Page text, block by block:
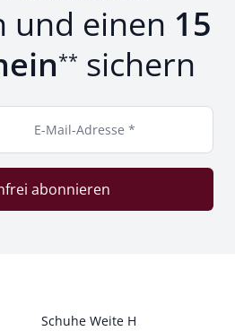
und einen 15
** sichern
E-Mail-Adresse *
abonnieren
Schuhe Weite H